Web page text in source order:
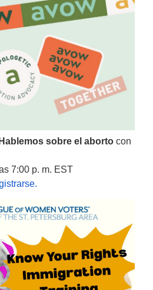
sobre el aborto con
7:00 p. m. EST